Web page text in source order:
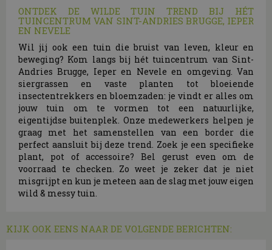
ONTDEK DE WILDE TUIN TREND BIJ HÉT
TUINCENTRUM VAN SINT-ANDRIES BRUGGE, IEPER
EN NEVELE
Wil jij ook een tuin die bruist van leven, kleur en
beweging? Kom langs bij hét tuincentrum van Sint-
Andries Brugge, Ieper en Nevele en omgeving. Van
siergrassen en vaste planten tot bloeiende
insectentrekkers en bloemzaden: je vindt er alles om
jouw tuin om te vormen tot een natuurlijke,
eigentijdse buitenplek. Onze medewerkers helpen je
graag met het samenstellen van een border die
perfect aansluit bij deze trend. Zoek je een specifieke
plant, pot of accessoire? Bel gerust even om de
voorraad te checken. Zo weet je zeker dat je niet
misgrijpt en kun je meteen aan de slag met jouw eigen
wild & messy tuin.
KIJK OOK EENS NAAR DE VOLGENDE BERICHTEN: